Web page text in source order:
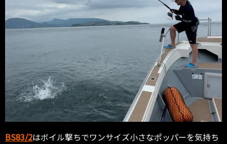
BS83/2はボイル撃ちでワンサイズ小さなポッパーを気持ち